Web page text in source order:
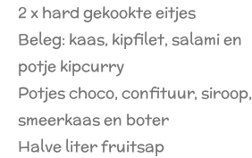
2 x hard gekookte eitjes
Beleg: kaas, kipfilet, salami en
potje kipcurry
Potjes choco, confituur, siroop,
smeerkaas en boter
Halve liter fruitsap